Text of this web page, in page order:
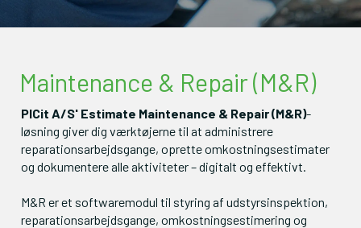
PICit A/S' Estimate Maintenance & Repair (M&R)-
løsning giver dig værktøjerne til at administrere
reparationsarbejdsgange, oprette omkostningsestimater
og dokumentere alle aktiviteter – digitalt og effektivt.
M&R er et softwaremodul til styring af udstyrsinspektion,
reparationsarbejdsgange, omkostningsestimering og